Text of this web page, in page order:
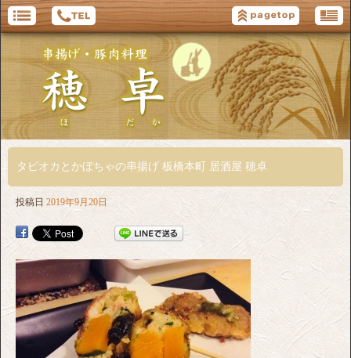
タピオカとかぼちゃの串揚げ 板橋本町 居酒屋 穂卓
投稿日 2019年9月20日